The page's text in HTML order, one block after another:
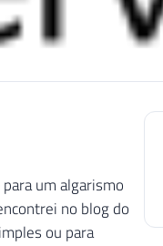
um algarismo
no blog do
ou para